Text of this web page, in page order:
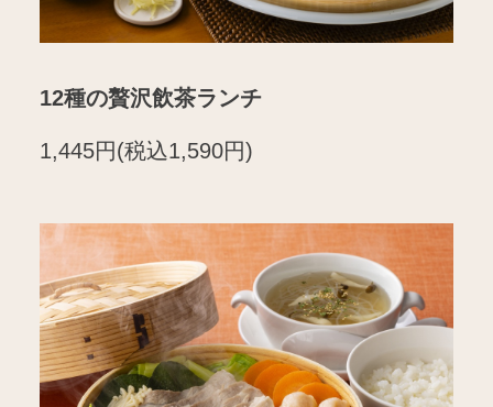
12種の贅沢飲茶ランチ
1,445円(税込1,590円)